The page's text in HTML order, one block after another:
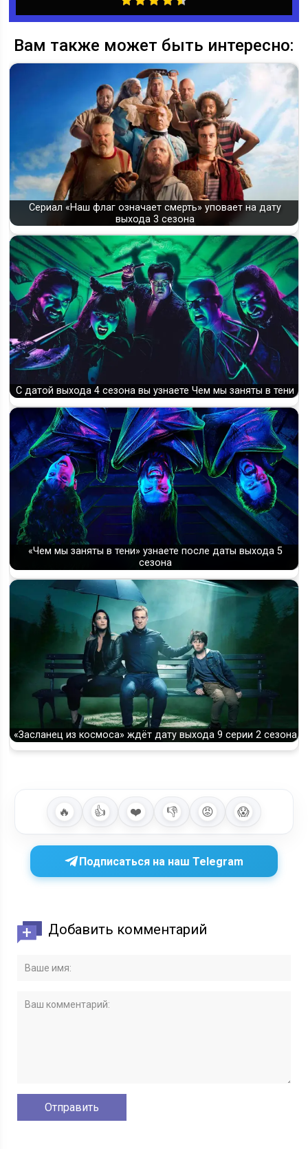
Вам также может быть интересно:
Сериал «Наш флаг означает смерть» уповает на дату
выхода 3 сезона
С датой выхода 4 сезона вы узнаете Чем мы заняты в тени
«Чем мы заняты в тени» узнаете после даты выхода 5
сезона
«Засланец из космоса» ждёт дату выхода 9 серии 2 сезона
🔥 👍 ❤️ 👎 😡 😱
Подписаться на наш Telegram
Добавить комментарий